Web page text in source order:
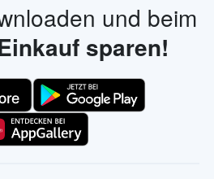
und beim
sparen!